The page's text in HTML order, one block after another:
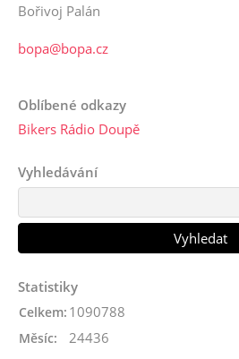
Bořivoj Palán
bopa@bopa.cz
Oblíbené odkazy
Bikers Rádio Doupě
Vyhledávání
Statistiky
Celkem: 1090788
Měsíc: 24436